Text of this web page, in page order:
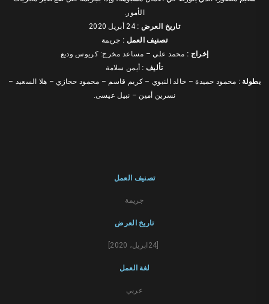
الأمور.
تاريخ العرض : 24 أبريل 2020
تصنيف العمل : جريمة
ﺇﺧﺮاﺝ : محمد علي – مساعد مخرج: كريوس وديع
ﺗﺄﻟﻴﻒ : أيمن سلامة
بطولة : محمود حميدة – خالد النبوي – كريم قاسم – محمود حجازي – هلا السعيد –
نسرين أمين – نبيل عيسى.
تصنيف العمل
جريمة
تاريخ العرض
لغة العمل
عربي